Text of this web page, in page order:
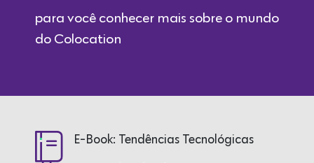
para você conhecer mais sobre o mundo
do Colocation
E-Book: Tendências Tecnológicas